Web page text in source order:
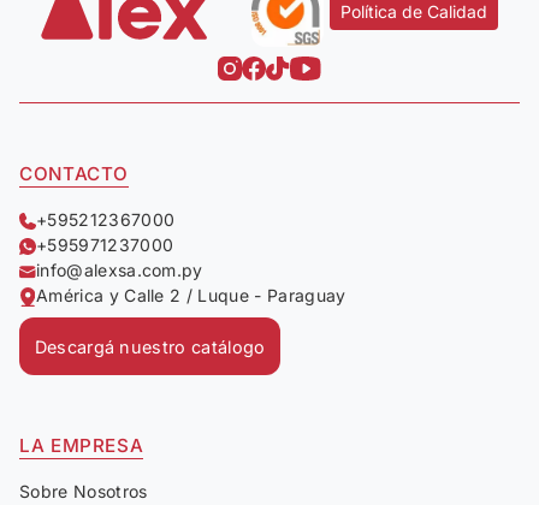
Política de Calidad
CONTACTO
+595212367000
+595971237000
info@alexsa.com.py
América y Calle 2 / Luque - Paraguay
Descargá nuestro catálogo
LA EMPRESA
Sobre Nosotros